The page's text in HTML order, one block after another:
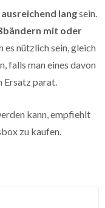
ausreichend langsein.
mit oder
es nützlich sein, gleich
falls man eines davon
Ersatz parat.
kann, empfiehlt
zu kaufen.